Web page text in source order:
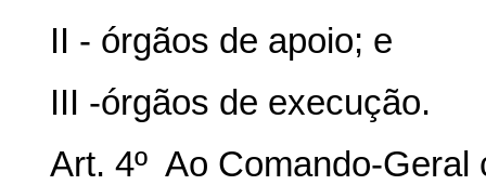
II - órgãos de apoio; e
III -órgãos de execução.
Art. 4º Ao Comando-Geral